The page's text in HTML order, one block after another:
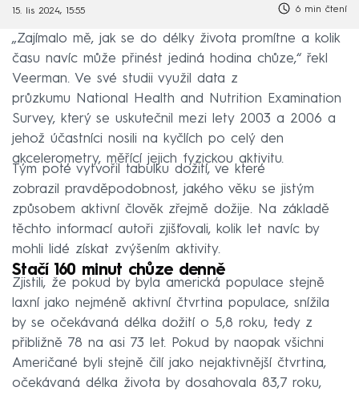
15. lis 2024, 15:55 6 min čtení
„Zajímalo mě, jak se do délky života promítne a kolik
času navíc může přinést jediná hodina chůze,“ řekl
Veerman. Ve své studii využil data z
průzkumu National Health and Nutrition Examination
Survey, který se uskutečnil mezi lety 2003 a 2006 a
jehož účastníci nosili na kyčlích po celý den
akcelerometry, měřící jejich fyzickou aktivitu.
Tým poté vytvořil tabulku dožití, ve které
zobrazil pravděpodobnost, jakého věku se jistým
způsobem aktivní člověk zřejmě dožije. Na základě
těchto informací autoři zjišťovali, kolik let navíc by
mohli lidé získat zvýšením aktivity.
Stačí 160 minut chůze denně
Zjistili, že pokud by byla americká populace stejně
laxní jako nejméně aktivní čtvrtina populace, snížila
by se očekávaná délka dožití o 5,8 roku, tedy z
přibližně 78 na asi 73 let. Pokud by naopak všichni
Američané byli stejně čilí jako nejaktivnější čtvrtina,
očekávaná délka života by dosahovala 83,7 roku,